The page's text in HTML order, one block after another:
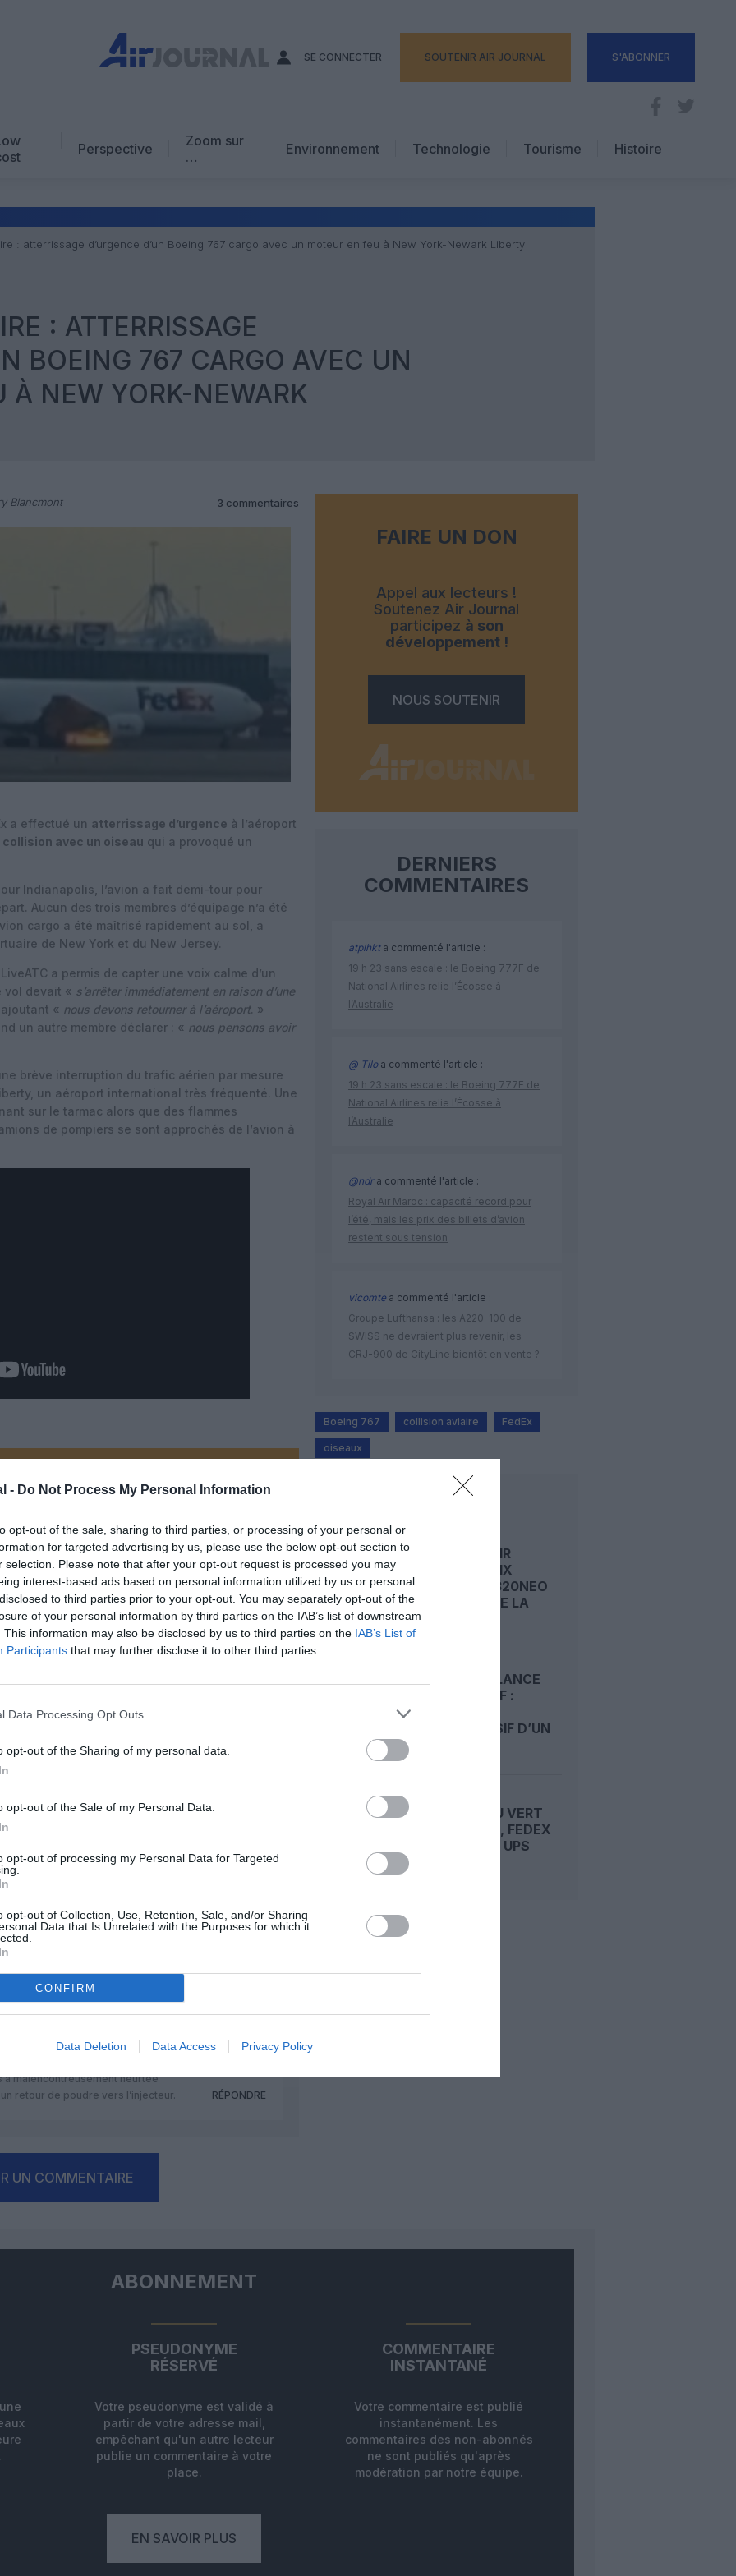
- Do Not Process My Personal Information
opt-out of the sale, sharing to third parties, or processing of your personal or
for targeted advertising by us, please use the below opt-out section to
selection. Please note that after your opt-out request is processed you may
interest-based ads based on personal information utilized by us or personal
to third parties prior to your opt-out. You may separately opt-out of the
of your personal information by third parties on the IAB’s list of downstream
This information may also be disclosed by us to third parties on the IAB’s List of
Participants that may further disclose it to other third parties.
Data Processing Opt Outs
opt-out of the Sharing of my personal data.
opt-out of the Sale of my Personal Data.
opt-out of processing my Personal Data for Targeted
opt-out of Collection, Use, Retention, Sale, and/or Sharing
Data that Is Unrelated with the Purposes for which it
CONFIRM
Data Deletion Data Access Privacy Policy
SE CONNECTER SOUTENIR AIR JOURNAL S'ABONNER
Perspective
Zoom sur
…
Avis d’expert
Environnement Technologie
Tourisme
Hôtellerie
Histoire
: atterrissage d’urgence d’un Boeing 767 cargo avec un moteur en feu à New York-Newark Liberty
: ATTERRISSAGE
BOEING 767 CARGO AVEC UN
À NEW YORK-NEWARK
Blancmont 3 commentaires
a effectué un atterrissage d’urgence à l’aéroport
collision avec un oiseau qui a provoqué un
Indianapolis, l’avion a fait demi-tour pour
Aucun des trois membres d’équipage n’a été
cargo a été maîtrisé rapidement au sol, a
de New York et du New Jersey.
a permis de capter une voix calme d’un
vol devait « s’arrêter immédiatement en raison d’une
« nous devons retourner à l’aéroport. »
un autre membre déclarer : « nous pensons avoir
brève interruption du trafic aérien par mesure
un aéroport international très fréquenté. Une
sur le tarmac alors que des flammes
de pompiers se sont approchés de l’avion à
apprécié l’article ?
SOUTENIR
FacebookTwitterPinterest
ou été activé ?
RÉPONDRE
2 mars 2025 - 17 h 24 min
à déclenchement manuel.
ait percuté les extincteurs
à l’éteindre, ce qui sera fait
anti-incendie.
3 mars 2025 - 9 h 51 min
a malencontreusement heurtée
retour de poudre vers l’injecteur.
RÉPONDRE
UN COMMENTAIRE
FAIRE UN DON
Appel aux lecteurs !
Soutenez Air Journal
participez à son
développement !
NOUS SOUTENIR
DERNIERS
COMMENTAIRES
atplhkta commenté l'article :
19 h 23 sans escale : le Boeing 777F de
National Airlines relie l’Écosse à
l’Australie
@ Tiloa commenté l'article :
19 h 23 sans escale : le Boeing 777F de
National Airlines relie l’Écosse à
l’Australie
@ndra commenté l'article :
Royal Air Maroc : capacité record pour
l’été, mais les prix des billets d’avion
restent sous tension
vicomtea commenté l'article :
Groupe Lufthansa : les A220-100 de
SWISS ne devraient plus revenir, les
CRJ-900 de CityLine bientôt en vente ?
Boeing 767 collision aviaire FedEx
oiseaux
ICELANDAIR
S’OFFRE DIX
AIRBUS A320NEO
ET TOURNE LA
FEDEX RELANCE
SES MD-11F :
PROGRESSIF D’UN
MD‑11 : FEU VERT
DE LA FAA, FEDEX
PERSISTE, UPS
ABONNEMENT
PSEUDONYME
RÉSERVÉ
Votre pseudonyme est validé à
partir de votre adresse mail,
empêchant qu'un autre lecteur
publie un commentaire à votre
place.
COMMENTAIRE
INSTANTANÉ
Votre commentaire est publié
instantanément. Les
commentaires des non-abonnés
ne sont publiés qu'après
modération par notre équipe.
EN SAVOIR PLUS